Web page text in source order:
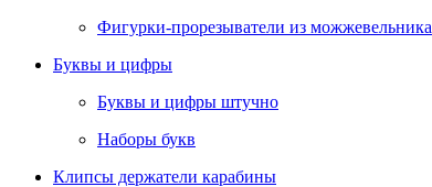
Фигурки-прорезыватели из можжевельника
Буквы и цифры
Буквы и цифры штучно
Наборы букв
Клипсы держатели карабины